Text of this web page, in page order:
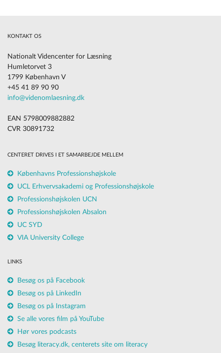
KONTAKT OS
Nationalt Videncenter for Læsning
Humletorvet 3
1799 København V
+45 41 89 90 90
info@videnomlaesning.dk
EAN 5798009882882
CVR 30891732
CENTERET DRIVES I ET SAMARBEJDE MELLEM
Københavns Professionshøjskole
UCL Erhvervsakademi og Professionshøjskole
Professionshøjskolen UCN
Professionshøjskolen Absalon
UC SYD
VIA University College
LINKS
Besøg os på Facebook
Besøg os på LinkedIn
Besøg os på Instagram
Se alle vores film på YouTube
Hør vores podcasts
Besøg literacy.dk, centerets site om literacy